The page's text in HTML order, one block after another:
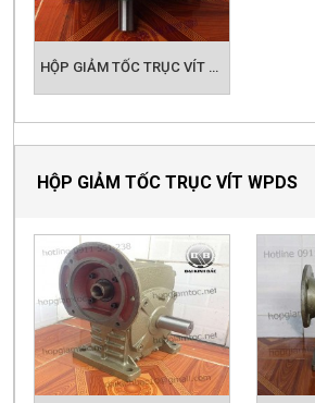
HỘP GIẢM TỐC TRỤC VÍT WPX SIZE 155
Hộp giảm tốc trục vít wpds size 50